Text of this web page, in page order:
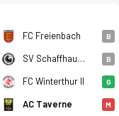
Gol anları, kadro,
FC Freienbach B
SV Schaffhausen B
FC Winterthur II G
AC Taverne M